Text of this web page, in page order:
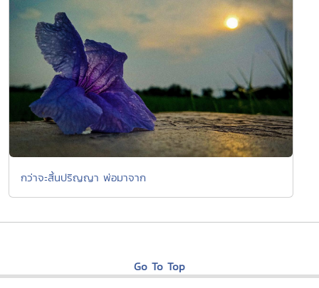
กว่าจะสิ้นปริญญา พ่อมาจาก
Go To Top